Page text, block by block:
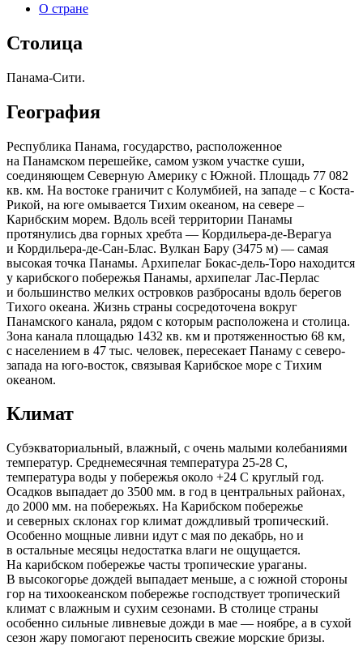
О стране
Столица
Панама-Сити.
География
Республика Панама, государство, расположенное
на Панамском перешейке, самом узком участке суши,
соединяющем Северную Америку с Южной. Площадь 77 082
кв. км. На востоке граничит с Колумбией, на западе – с Коста-
Рикой, на юге омывается Тихим океаном, на севере –
Карибским морем. Вдоль всей территории Панамы
протянулись два горных хребта — Кордильера-де-Верагуа
и Кордильера-де-Сан-Блас. Вулкан Бару (3475 м) — самая
высокая точка Панамы. Архипелаг Бокас-дель-Торо находится
у карибского побережья Панамы, архипелаг Лас-Перлас
и большинство мелких островков разбросаны вдоль берегов
Тихого океана. Жизнь страны сосредоточена вокруг
Панамского канала, рядом с которым расположена и столица.
Зона канала площадью 1432 кв. км и протяженностью 68 км,
с населением в 47 тыс. человек, пересекает Панаму с северо-
запада на юго-восток, связывая Карибское море с Тихим
океаном.
Климат
Cубэкваториальный, влажный, с очень малыми колебаниями
температур. Среднемесячная температура 25-28 С,
температура воды у побережья около +24 С круглый год.
Осадков выпадает до 3500 мм. в год в центральных районах,
до 2000 мм. на побережьях. На Карибском побережье
и северных склонах гор климат дождливый тропический.
Особенно мощные ливни идут с мая по декабрь, но и
в остальные месяцы недостатка влаги не ощущается.
На карибском побережье часты тропические ураганы.
В высокогорье дождей выпадает меньше, а с южной стороны
гор на тихоокеанском побережье господствует тропический
климат с влажным и сухим сезонами. В столице страны
особенно сильные ливневые дожди в мае — ноябре, а в сухой
сезон жару помогают переносить свежие морские бризы.